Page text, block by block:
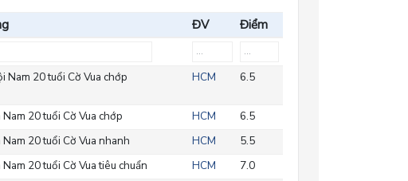
ĐV Điểm
Nam 20 tuổi Cờ Vua chớp HCM 6.5
Nam 20 tuổi Cờ Vua chớp HCM
6.5
Nam 20 tuổi Cờ Vua nhanh HCM
5.5
Nam 20 tuổi Cờ Vua tiêu chuẩn HCM
7.0